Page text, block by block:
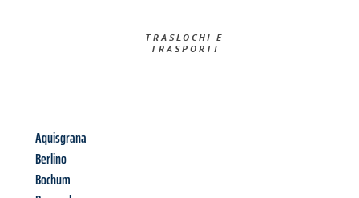
TRASLOCHI E
TRASPORTI​
Aquisgrana
Berlino
Bochum